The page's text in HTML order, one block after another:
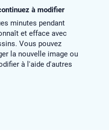
à modifier
minutes pendant
et efface avec
Vous pouvez
la nouvelle image ou
à l'aide d'autres